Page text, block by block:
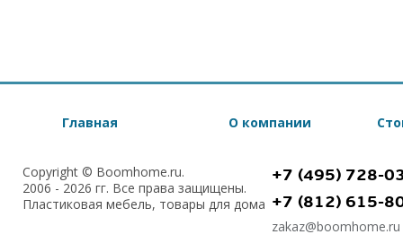
Главная О компании
Copyright © Boomhome.ru.
2006 - 2026 гг. Все права защищены.
Пластиковая мебель, товары для дома
+7 (495) 728-
+7 (812) 615-
zakaz@boomhome.ru